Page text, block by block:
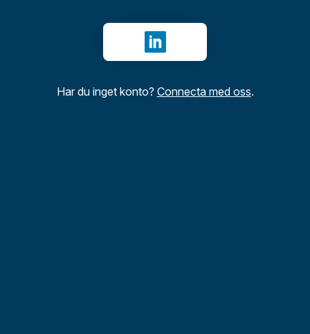
Logga in med LinkedIn
Har du inget konto? Connecta med oss.